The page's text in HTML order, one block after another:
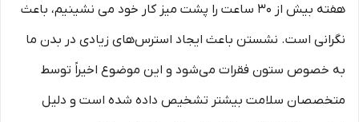
هفته بیش از ۳۰ ساعت را پشت میز کار خود می نشینیم، باعث
نگرانی است. نشستن باعث ایجاد استرس‌های زیادی در بدن ما
به خصوص ستون فقرات می‌شود و این موضوع اخیراً توسط
متخصصان سلامت بیشتر تشخیص داده شده است و دلیل